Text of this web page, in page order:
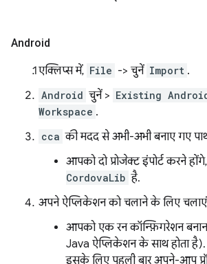
Android
एक्लिप्स में, File -> चुनें Import .
Android चुनें > Existing
Workspace .
cca की मदद से अभी-अभी बनाए गए
आपको दो प्रोजेक्ट इंपोर्ट करने
CordovaLib है.
अपने ऐप्लिकेशन को चलाने के लिए
आपको एक रन कॉन्फ़िगरेशन
Java ऐप्लिकेशन के साथ होता है).
इसके लिए पहली बार अपने-आप